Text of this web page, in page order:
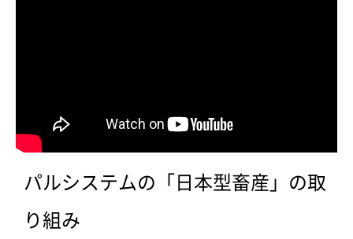
パルシステムの「日本型畜産」の取
り組み